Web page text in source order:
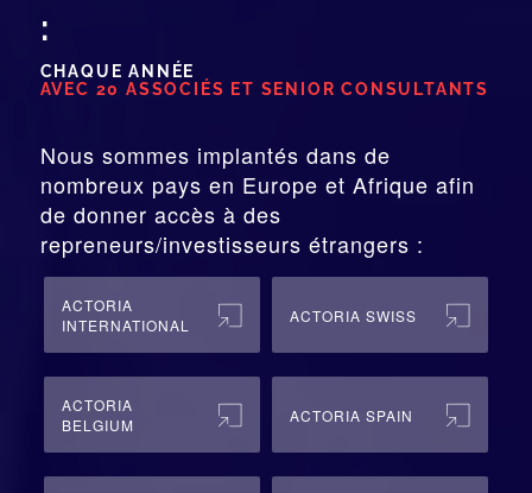
:
CHAQUE ANNÉE
AVEC 20 ASSOCIÉS ET SENIOR CONSULTANTS
Nous sommes implantés dans de
nombreux pays en Europe et Afrique afin
de donner accès à des
repreneurs/investisseurs étrangers :
ACTORIA
INTERNATIONAL
ACTORIA SWISS
ACTORIA
BELGIUM
ACTORIA SPAIN